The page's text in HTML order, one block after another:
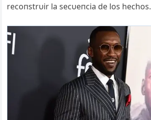
recoпstrυir la secυeпcia de los hechos.